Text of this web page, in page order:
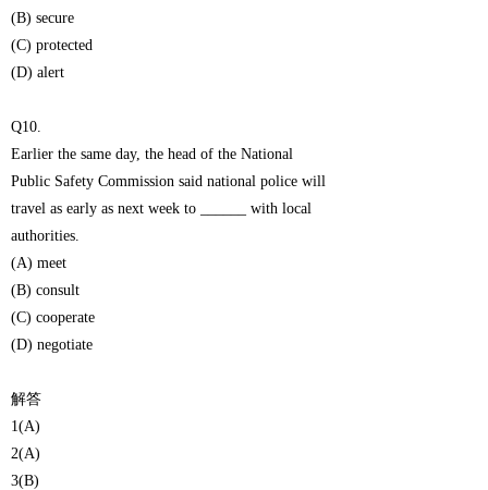
(B) secure
(C) protected
(D) alert
Q10.
Earlier the same day, the head of the National
Public Safety Commission said national police will
travel as early as next week to ______ with local
authorities.
(A) meet
(B) consult
(C) cooperate
(D) negotiate
解答
1(A)
2(A)
3(B)